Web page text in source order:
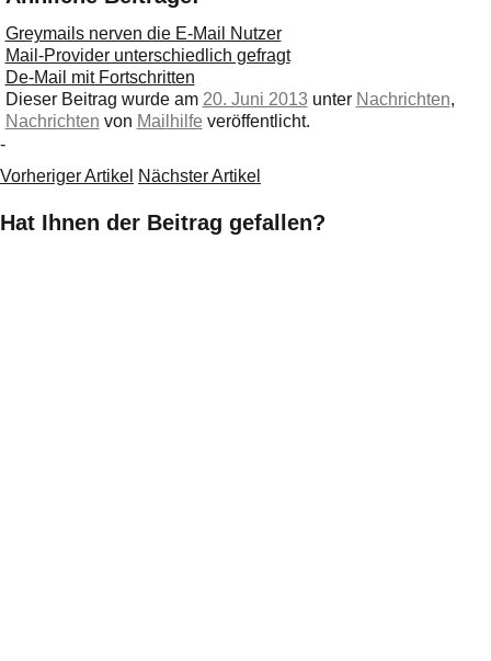
Greymails nerven die E-Mail Nutzer
Mail-Provider unterschiedlich gefragt
De-Mail mit Fortschritten
Dieser Beitrag wurde am 20. Juni 2013 unter Nachrichten,
Nachrichten von Mailhilfe veröffentlicht.
-
Vorheriger Artikel Nächster Artikel
Hat Ihnen der Beitrag gefallen?